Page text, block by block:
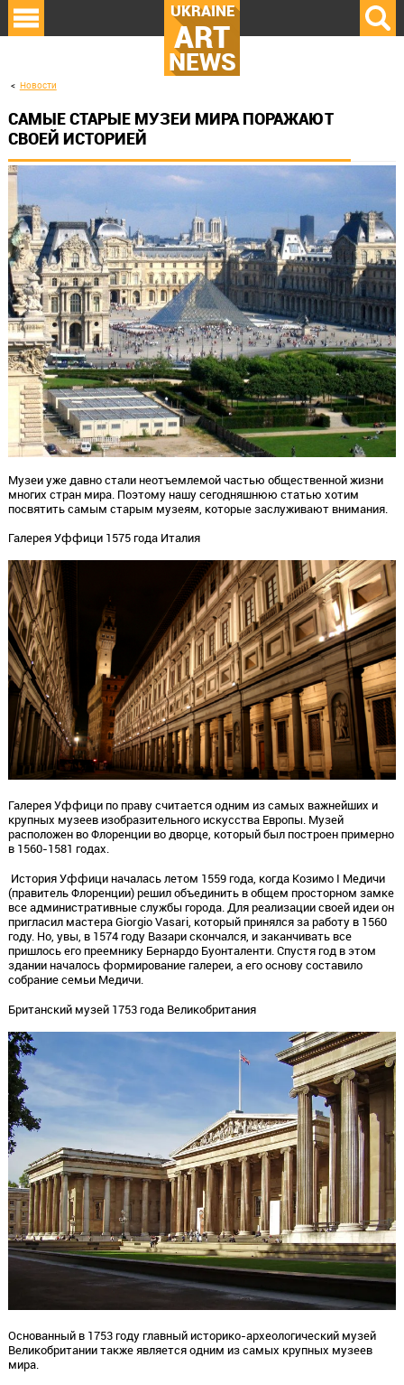
UKRAINE
ART
NEWS
Новости
САМЫЕ СТАРЫЕ МУЗЕИ МИРА ПОРАЖАЮТ
СВОЕЙ ИСТОРИЕЙ
Музеи уже давно стали неотъемлемой частью общественной жизни
многих стран мира. Поэтому нашу сегодняшнюю статью хотим
посвятить самым старым музеям, которые заслуживают внимания.
Галерея Уффици 1575 года Италия
Галерея Уффици по праву считается одним из самых важнейших и
крупных музеев изобразительного искусства Европы. Музей
расположен во Флоренции во дворце, который был построен примерно
в 1560-1581 годах.
История Уффици началась летом 1559 года, когда Козимо I Медичи
(правитель Флоренции) решил объединить в общем просторном замке
все административные службы города. Для реализации своей идеи он
пригласил мастера Giorgio Vasari, который принялся за работу в 1560
году. Но, увы, в 1574 году Вазари скончался, и заканчивать все
пришлось его преемнику Бернардо Буонталенти. Спустя год в этом
здании началось формирование галереи, а его основу составило
собрание семьи Медичи.
Британский музей 1753 года Великобритания
Основанный в 1753 году главный историко-археологический музей
Великобритании также является одним из самых крупных музеев
мира.